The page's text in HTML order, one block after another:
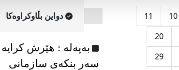
10
11
20
29
دواین بڵاوکراوه‌کا
به‌په‌له‌ : هێرش کرایە
سەر بنکەی سازمانی